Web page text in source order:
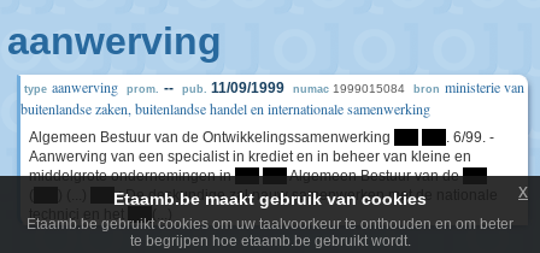
aanwerving
type aanwerving prom. -- pub. 11/09/1999 numac 1999015084 bron ministerie van
buitenlandse zaken, buitenlandse handel en internationale samenwerking
Algemeen Bestuur van de Ontwikkelingssamenwerking
. 6/99. -
Aanwerving van een specialist in krediet en in beheer van kleine en
middelgrote ondernemingen in
Algemeen Bestuur van de
: De deskundige zal nauw samenwerken met de nationale
technici en het
**** (...)
Etaamb.be maakt gebruik van cookies
Etaamb.be gebruikt cookies om uw taalvoorkeur te onthouden en om beter
te begrijpen hoe etaamb.be gebruikt wordt.
x